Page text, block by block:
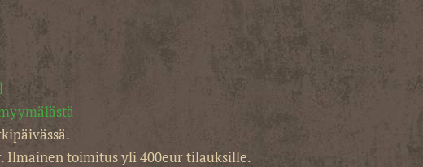
Ilmainen toimitus yli 400eur tilauksille.